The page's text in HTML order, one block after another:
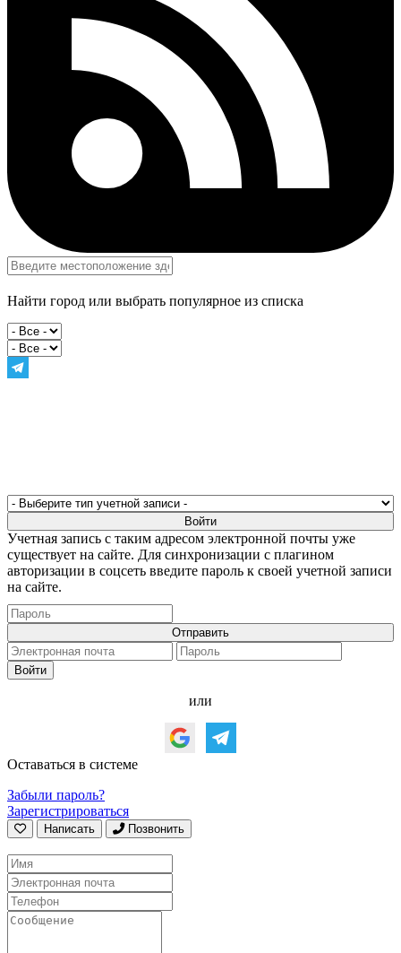
Найти город или выбрать популярное из списка
Учетная запись с таким адресом электронной почты уже
существует на сайте. Для синхронизации с плагином
авторизации в соцсеть введите пароль к своей учетной записи
на сайте.
или
Оставаться в системе
Забыли пароль?
Зарегистрироваться
Написать Позвонить